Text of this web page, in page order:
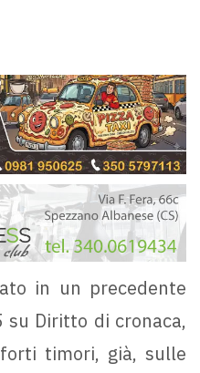
in un precedente
Diritto di cronaca,
timori, già, sulle